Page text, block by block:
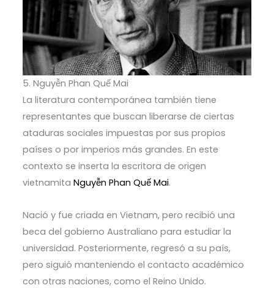
5. Nguyễn Phan Quế Mai
La literatura contemporánea también tiene
representantes que buscan liberarse de ciertas
ataduras sociales impuestas por sus propios
países o por imperios más grandes. En este
contexto se inserta la escritora de origen
vietnamita Nguyễn Phan Quế Mai.
Nació y fue criada en Vietnam, pero recibió una
beca del gobierno Australiano para estudiar la
universidad. Posteriormente, regresó a su país,
pero siguió manteniendo el contacto académico
con otras naciones, como el Reino Unido.